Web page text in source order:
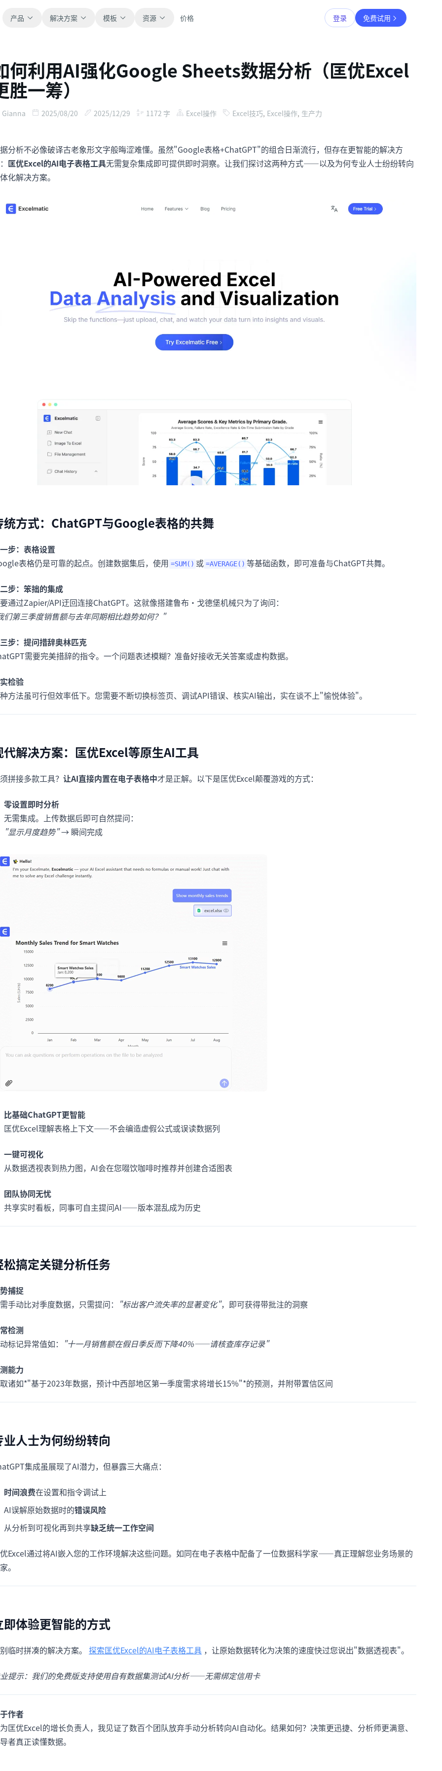
产品 解决方案 模板
全部
浏览全部可直接使用的表格模板。
财务
运营
用于跟踪流程、协作、计划与执行。
用于看板、KPI复盘和经营分析。
资源
博客
获取产品更新、案例和工作流灵感。
新手指南
帮助文档
查看产品文档、配置和使用说明。
价格 登录 免费试用
何利用AI强化Google Sheets数据分析（匡优Excel
胜一筹）
Gianna 2025/08/20 2025/12/29 1172 字 Excel操作 Excel技巧, Excel操作, 生产力
分析不必像破译古老象形文字般晦涩难懂。虽然"Google表格+ChatGPT"的组合日渐流行，但存在更智能的解决方
匡优Excel的AI电子表格工具无需复杂集成即可提供即时洞察。让我们探讨这两种方式——以及为何专业人士纷纷转向
化解决方案。
统方式：ChatGPT与Google表格的共舞
步：表格设置
表格仍是可靠的起点。创建数据集后，使用 =SUM() 或 =AVERAGE() 等基础函数，即可准备与ChatGPT共舞。
步：笨拙的集成
通过Zapier/API迂回连接ChatGPT。这就像搭建鲁布·戈德堡机械只为了询问：
们第三季度销售额与去年同期相比趋势如何？"
步：提问措辞奥林匹克
需要完美措辞的指令。一个问题表述模糊？准备好接收无关答案或虚构数据。
检验
方法虽可行但效率低下。您需要不断切换标签页、调试API错误、核实AI输出，实在谈不上"愉悦体验"。
代解决方案：匡优Excel等原生AI工具
拼接多款工具？ 让AI直接内置在电子表格中才是正解。以下是匡优Excel颠覆游戏的方式：
零设置即时分析
无需集成。上传数据后即可自然提问：
"显示月度趋势"→ 瞬间完成
比基础ChatGPT更智能
匡优Excel理解表格上下文——不会编造虚假公式或误读数据列
一键可视化
从数据透视表到热力图，AI会在您啜饮咖啡时推荐并创建合适图表
团队协同无忧
共享实时看板，同事可自主提问AI——版本混乱成为历史
松搞定关键分析任务
捕捉
手动比对季度数据，只需提问：
"标出客户流失率的显著变化"，即可获得带批注的洞察
检测
标记异常值如：
"十一月销售额在假日季反而下降40%——请核查库存记录"
能力
诸如*"基于2023年数据，预计中西部地区第一季度需求将增长15%"*的预测，并附带置信区间
业人士为何纷纷转向
集成虽展现了AI潜力，但暴露三大痛点：
时间浪费在设置和指令调试上
AI误解原始数据时的错误风险
从分析到可视化再到共享缺乏统一工作空间
Excel通过将AI嵌入您的工作环境解决这些问题。如同在电子表格中配备了一位数据科学家——真正理解您业务场景的
。
即体验更智能的方式
临时拼凑的解决方案。 探索匡优Excel的AI电子表格工具 ，让原始数据转化为决策的速度快过您说出"数据透视表"。
提示：我们的免费版支持使用自有数据集测试AI分析——无需绑定信用卡
作者
匡优Excel的增长负责人，我见证了数百个团队放弃手动分析转向AI自动化。结果如何？决策更迅捷、分析师更满意、
者真正读懂数据。